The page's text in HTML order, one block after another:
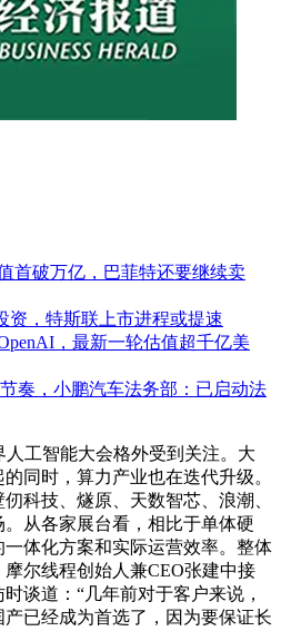
首破万亿，巴菲特还要继续卖
资，特斯联上市进程或提速
，最新一轮估值超千亿美
奏，小鹏汽车法务部：已启动法
工智能大会格外受到关注。大
同时，算力产业也在迭代升级。
科技、燧原、天数智芯、浪潮、
从各家展台看，相比于单体硬
体化方案和实际运营效率。整体
尔线程创始人兼CEO张建中接
谈道：“几年前对于客户来说，
已经成为首选了，因为要保证长